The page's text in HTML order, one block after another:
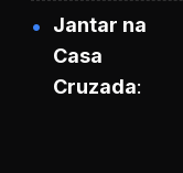
Jantar na
Casa
Cruzada